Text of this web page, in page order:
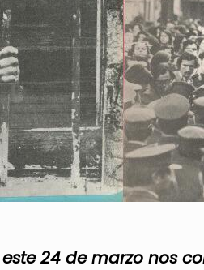
este 24 de marzo nos